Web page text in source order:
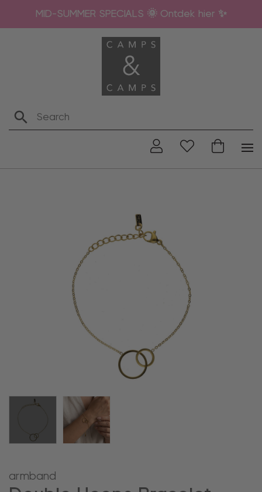
MID-SUMMER SPECIALS 🌞 Ontdek hier ✨
armband